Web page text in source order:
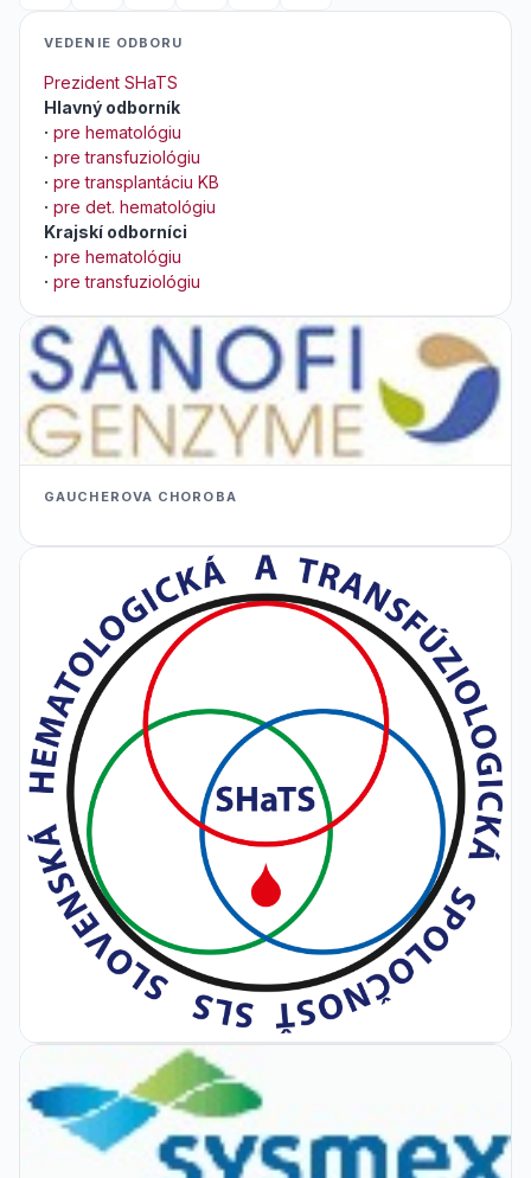
VEDENIE ODBORU
Prezident SHaTS
Hlavný odborník
· pre hematológiu
· pre transfuziológiu
· pre transplantáciu KB
· pre det. hematológiu
Krajskí odborníci
· pre hematológiu
· pre transfuziológiu
GAUCHEROVA CHOROBA